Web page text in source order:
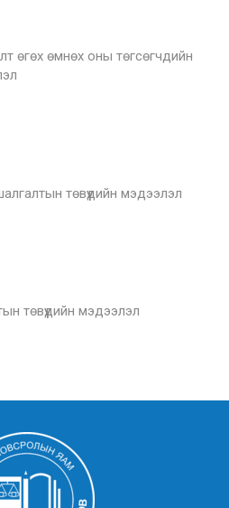
өгөх өмнөх оны төгсөгчдийн
төвүүдийн мэдээлэл
төвүүдийн мэдээлэл